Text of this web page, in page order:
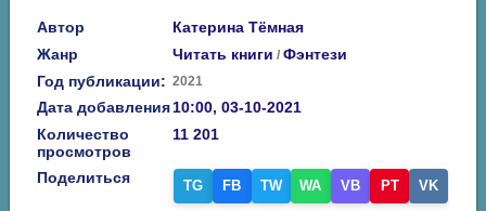
Автор
Катерина Тёмная
Жанр
Читать книги /Фэнтези
Год публикации: 2021
Дата добавления10:00, 03-10-2021
Количество
просмотров
11 201
Поделиться TG FB TW WA VB PT VK